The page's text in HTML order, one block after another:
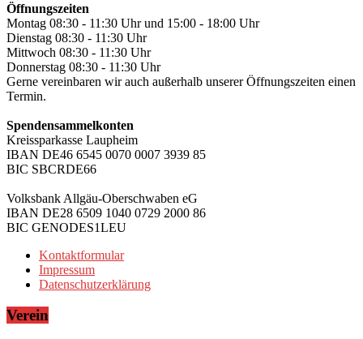
Öffnungszeiten
Montag 08:30 - 11:30 Uhr und 15:00 - 18:00 Uhr
Dienstag 08:30 - 11:30 Uhr
Mittwoch 08:30 - 11:30 Uhr
Donnerstag 08:30 - 11:30 Uhr
Gerne vereinbaren wir auch außerhalb unserer Öffnungszeiten einen
Termin.
Spendensammelkonten
Kreissparkasse Laupheim
IBAN DE46 6545 0070 0007 3939 85
BIC SBCRDE66
Volksbank Allgäu-Oberschwaben eG
IBAN DE28 6509 1040 0729 2000 86
BIC GENODES1LEU
Kontaktformular
Impressum
Datenschutzerklärung
Verein